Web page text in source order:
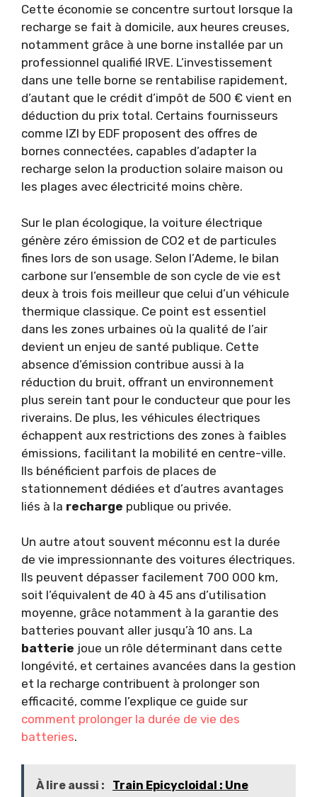
Cette économie se concentre surtout lorsque la
recharge se fait à domicile, aux heures creuses,
notamment grâce à une borne installée par un
professionnel qualifié IRVE. L’investissement
dans une telle borne se rentabilise rapidement,
d’autant que le crédit d’impôt de 500 € vient en
déduction du prix total. Certains fournisseurs
comme IZI by EDF proposent des offres de
bornes connectées, capables d’adapter la
recharge selon la production solaire maison ou
les plages avec électricité moins chère.
Sur le plan écologique, la voiture électrique
génère zéro émission de CO2 et de particules
fines lors de son usage. Selon l’Ademe, le bilan
carbone sur l’ensemble de son cycle de vie est
deux à trois fois meilleur que celui d’un véhicule
thermique classique. Ce point est essentiel
dans les zones urbaines où la qualité de l’air
devient un enjeu de santé publique. Cette
absence d’émission contribue aussi à la
réduction du bruit, offrant un environnement
plus serein tant pour le conducteur que pour les
riverains. De plus, les véhicules électriques
échappent aux restrictions des zones à faibles
émissions, facilitant la mobilité en centre-ville.
Ils bénéficient parfois de places de
stationnement dédiées et d’autres avantages
liés à la recharge publique ou privée.
Un autre atout souvent méconnu est la durée
de vie impressionnante des voitures électriques.
Ils peuvent dépasser facilement 700 000 km,
soit l’équivalent de 40 à 45 ans d’utilisation
moyenne, grâce notamment à la garantie des
batteries pouvant aller jusqu’à 10 ans. La
batterie joue un rôle déterminant dans cette
longévité, et certaines avancées dans la gestion
et la recharge contribuent à prolonger son
efficacité, comme l’explique ce guide sur
comment prolonger la durée de vie des
batteries.
À lire aussi :
Train Epicycloidal : Une